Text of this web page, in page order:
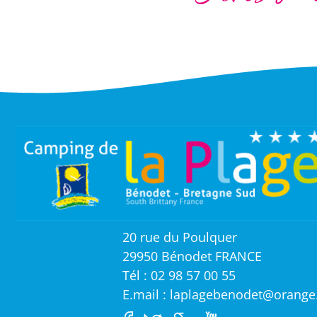
20 rue du Poulquer
29950 Bénodet FRANCE
Tél : 02 98 57 00 55
E.mail :